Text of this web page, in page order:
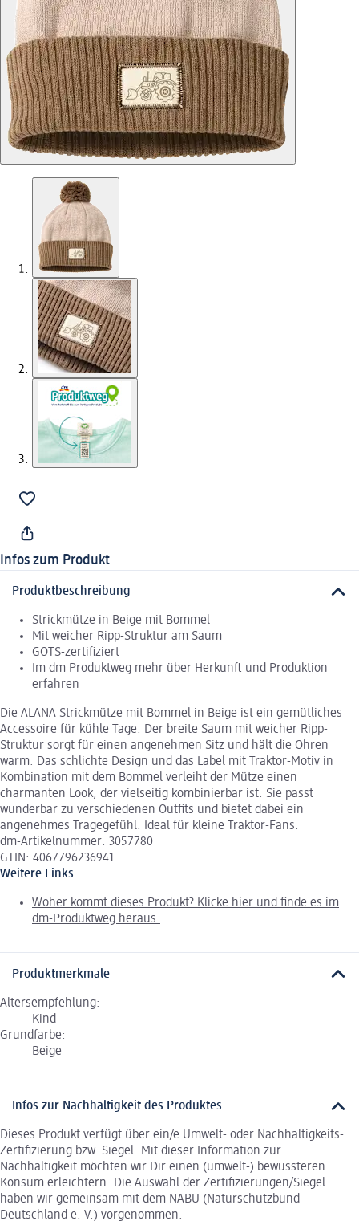
Infos zum Produkt
Produktbeschreibung
Strickmütze in Beige mit Bommel
Mit weicher Ripp-Struktur am Saum
GOTS-zertifiziert
Im dm Produktweg mehr über Herkunft und Produktion
erfahren
Die ALANA Strickmütze mit Bommel in Beige ist ein gemütliches
Accessoire für kühle Tage. Der breite Saum mit weicher Ripp-
Struktur sorgt für einen angenehmen Sitz und hält die Ohren
warm. Das schlichte Design und das Label mit Traktor-Motiv in
Kombination mit dem Bommel verleiht der Mütze einen
charmanten Look, der vielseitig kombinierbar ist. Sie passt
wunderbar zu verschiedenen Outfits und bietet dabei ein
angenehmes Tragegefühl. Ideal für kleine Traktor-Fans.
dm-Artikelnummer: 3057780
GTIN: 4067796236941
Weitere Links
Woher kommt dieses Produkt? Klicke hier und finde es im
dm-Produktweg heraus.
Produktmerkmale
Altersempfehlung:
Kind
Grundfarbe:
Beige
Infos zur Nachhaltigkeit des Produktes
Dieses Produkt verfügt über ein/e Umwelt- oder Nachhaltigkeits-
Zertifizierung bzw. Siegel. Mit dieser Information zur
Nachhaltigkeit möchten wir Dir einen (umwelt-) bewussteren
Konsum erleichtern. Die Auswahl der Zertifizierungen/Siegel
haben wir gemeinsam mit dem NABU (Naturschutzbund
Deutschland e. V.) vorgenommen.